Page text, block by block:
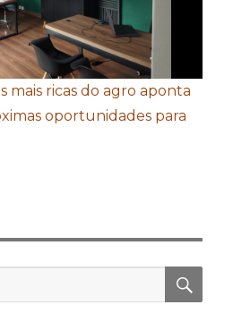
mais ricas do agro aponta
oportunidades para